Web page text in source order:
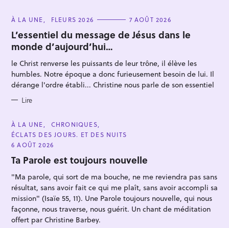
C
T
E
G
O
R
I
E
S
À LA UNE FLEURS 2026 7 AOÛT 2026
L’essentiel du message de Jésus dans le
monde d’aujourd’hui…
le Christ renverse les puissants de leur trône, il élève les
humbles. Notre époque a donc furieusement besoin de lui. Il
dérange l'ordre établi... Christine nous parle de son essentiel
Lire
C
A
T
E
O
R
E
À LA UNE
CHRONIQUES
ÉCLATS DES JOURS. ET DES NUITS
6 AOÛT 2026
Ta Parole est toujours nouvelle
"Ma parole, qui sort de ma bouche, ne me reviendra pas sans
résultat, sans avoir fait ce qui me plaît, sans avoir accompli sa
mission" (Isaïe 55, 11). Une Parole toujours nouvelle, qui nous
façonne, nous traverse, nous guérit. Un chant de méditation
offert par Christine Barbey.
c
h
e
c
h
e